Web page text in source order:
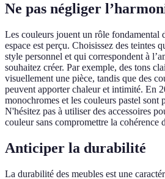
Ne pas négliger
Les couleurs jouent un rôle fondamental
espace est perçu. Choisissez des teintes
style personnel et qui correspondent à
souhaitez créer. Par exemple, des tons
visuellement une pièce, tandis que des
peuvent apporter chaleur et intimité. En
monochromes et les couleurs pastel sont
N'hésitez pas à utiliser des accessoires
couleur sans compromettre la cohérence
Anticiper la durabilité
La durabilité des meubles est une